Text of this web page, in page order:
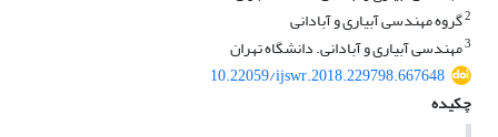
2گروه مهندسی آبیاری و آبادانی
3مهندسی آبیاری و آبادانی. دانشگاه تهران
10.22059/ijswr.2018.229798.667648
چکیده